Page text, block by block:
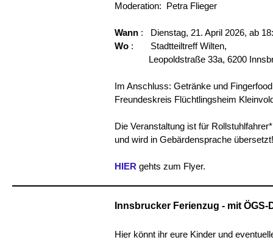
Moderation: Petra Flieger
Wann : Dienstag, 21. April 2026, ab
Wo : Stadtteiltreff Wilten,
Leopoldstraße 33a, 6200
Im Anschluss: Getränke und
Freundeskreis Flüchtlingsheim
Die Veranstaltung ist für
und wird in Gebärdensprache übersetzt!
HIER gehts zum Flyer.
Innsbrucker Ferienzug - mit
Hier könnt ihr eure Kinder und